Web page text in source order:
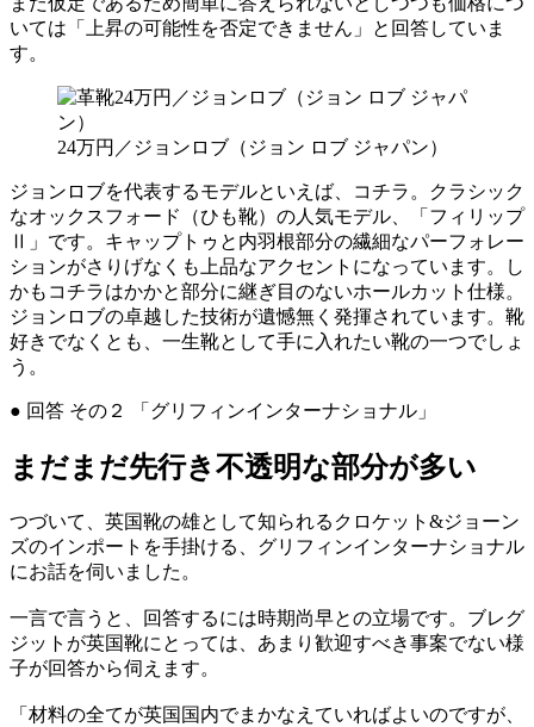
いては「上昇の可能性を否定できません」と回答していま
す。
24万円／ジョンロブ（ジョン ロブ ジャパン）
ジョンロブを代表するモデルといえば、コチラ。クラシック
なオックスフォード（ひも靴）の人気モデル、「フィリップ
Ⅱ」です。キャップトゥと内羽根部分の繊細なパーフォレー
ションがさりげなくも上品なアクセントになっています。し
かもコチラはかかと部分に継ぎ目のないホールカット仕様。
ジョンロブの卓越した技術が遺憾無く発揮されています。靴
好きでなくとも、一生靴として手に入れたい靴の一つでしょ
う。
● 回答 その２ 「グリフィンインターナショナル」
まだまだ先行き不透明な部分が多い
つづいて、英国靴の雄として知られるクロケット&ジョーン
ズのインポートを手掛ける、グリフィンインターナショナル
にお話を伺いました。
一言で言うと、回答するには時期尚早との立場です。ブレグ
ジットが英国靴にとっては、あまり歓迎すべき事案でない様
子が回答から伺えます。
「材料の全てが英国国内でまかなえていればよいのですが、